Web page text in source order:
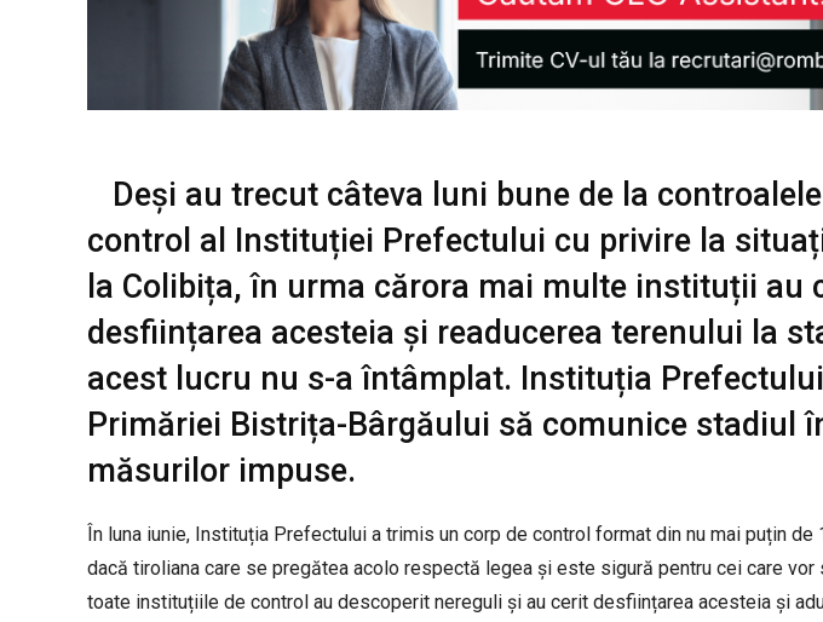
Deși au trecut câteva luni bune de la
control al Instituției Prefectului cu privire la
la Colibița, în urma cărora mai multe instituții au
desființarea acesteia și readucerea terenului la
acest lucru nu s-a întâmplat. Instituția
Primăriei Bistrița-Bârgăului să comunice stadiul
măsurilor impuse.
În luna iunie, Instituția Prefectului a trimis un corp de control format din nu mai puțin
dacă tiroliana care se pregătea acolo respectă legea și este sigură pentru cei care
toate instituțiile de control au descoperit nereguli și au cerit desființarea acesteia și